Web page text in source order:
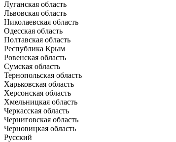
Луганская область
Львовская область
Николаевская область
Одесская область
Полтавская область
Республика Крым
Ровенская область
Сумская область
Тернопольская область
Харьковская область
Херсонская область
Хмельницкая область
Черкасская область
Черниговская область
Черновицкая область
Русский